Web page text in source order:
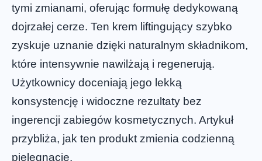
tymi zmianami, oferując formułę dedykowaną
dojrzałej cerze. Ten krem liftingujący szybko
zyskuje uznanie dzięki naturalnym składnikom,
które intensywnie nawilżają i regenerują.
Użytkownicy doceniają jego lekką
konsystencję i widoczne rezultaty bez
ingerencji zabiegów kosmetycznych. Artykuł
przybliża, jak ten produkt zmienia codzienną
pielęgnację.